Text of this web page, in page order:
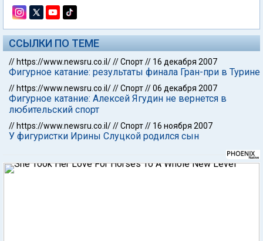
ССЫЛКИ ПО ТЕМЕ
// https://www.newsru.co.il///Спорт// 16 декабря 2007
Фигурное катание: результаты финала Гран-при в Турине
// https://www.newsru.co.il///Спорт//06 декабря 2007
Фигурное катание: Алексей Ягудин не вернется в
любительский спорт
// https://www.newsru.co.il///Спорт// 16 ноября 2007
У фигуристки Ирины Слуцкой родился сын